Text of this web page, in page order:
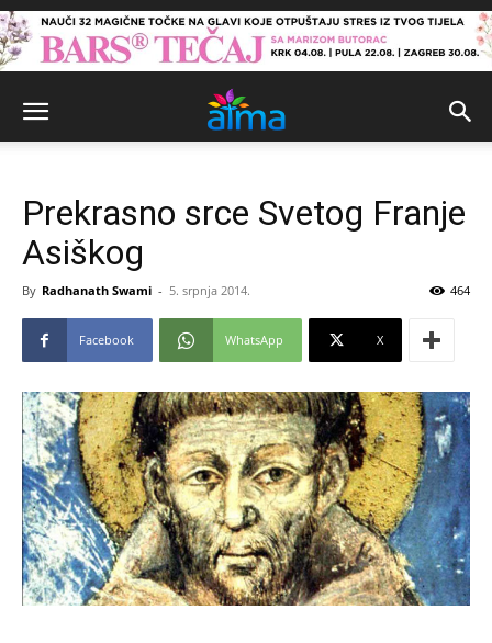
Prekrasno srce Svetog Franje
Asiškog
By Radhanath Swami - 5. srpnja 2014. 464
Facebook WhatsApp X